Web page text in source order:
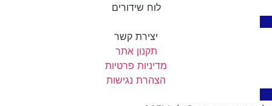
לוח שידורים
יצירת קשר
תקנון אתר
מדיניות פרטיות
הצהרת נגישות